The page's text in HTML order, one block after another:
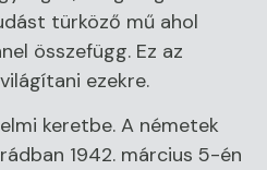
türköző mű ahol
összefügg. Ez az
ezekre.
keretbe. A németek
1942. március 5-én